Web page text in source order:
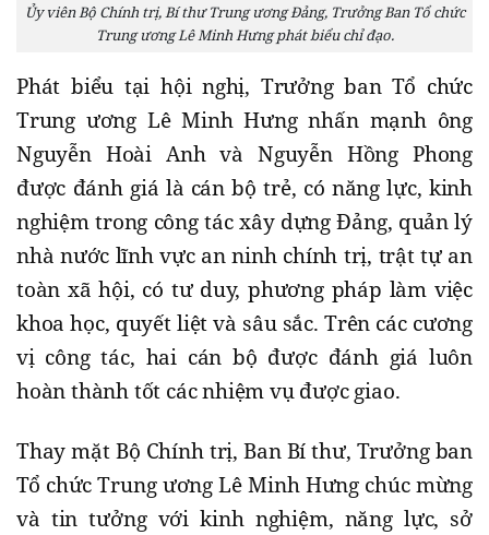
Ủy viên Bộ Chính trị, Bí thư Trung ương Đảng, Trưởng Ban Tổ chức
Trung ương Lê Minh Hưng phát biểu chỉ đạo.
Phát biểu tại hội nghị, Trưởng ban Tổ chức
Trung ương Lê Minh Hưng nhấn mạnh ông
Nguyễn Hoài Anh và Nguyễn Hồng Phong
được đánh giá là cán bộ trẻ, có năng lực, kinh
nghiệm trong công tác xây dựng Đảng, quản lý
nhà nước lĩnh vực an ninh chính trị, trật tự an
toàn xã hội, có tư duy, phương pháp làm việc
khoa học, quyết liệt và sâu sắc. Trên các cương
vị công tác, hai cán bộ được đánh giá luôn
hoàn thành tốt các nhiệm vụ được giao.
Thay mặt Bộ Chính trị, Ban Bí thư, Trưởng ban
Tổ chức Trung ương Lê Minh Hưng chúc mừng
và tin tưởng với kinh nghiệm, năng lực, sở